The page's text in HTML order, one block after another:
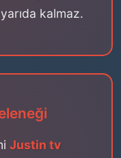
kalmaz.
Justin tv